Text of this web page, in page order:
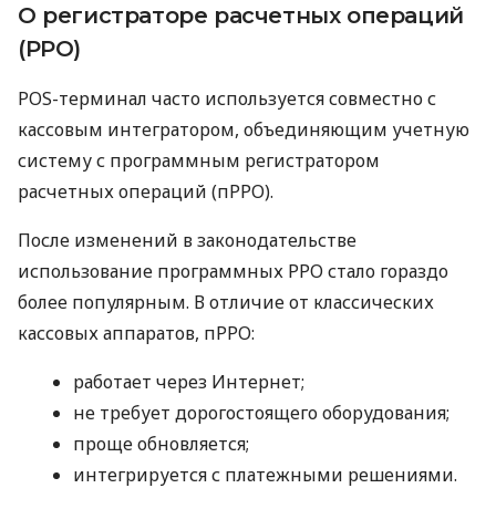
О регистраторе расчетных операций
(РРО)
POS-терминал часто используется совместно с
кассовым интегратором, объединяющим учетную
систему с программным регистратором
расчетных операций (пРРО).
После изменений в законодательстве
использование программных РРО стало гораздо
более популярным. В отличие от классических
кассовых аппаратов, пРРО:
работает через Интернет;
не требует дорогостоящего оборудования;
проще обновляется;
интегрируется с платежными решениями.